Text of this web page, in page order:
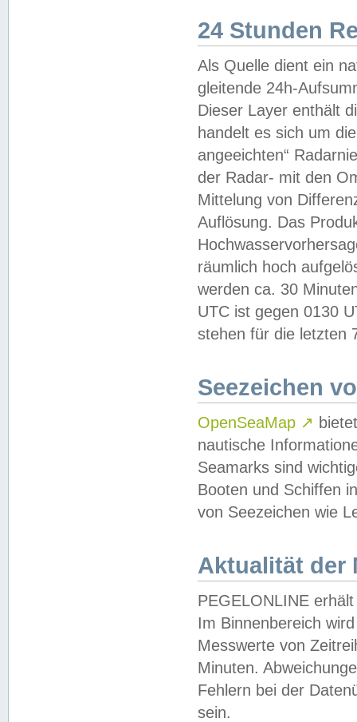
24 Stunden
Als Quelle dient ein
gleitende 24h-
Dieser Layer enthält
handelt es sich um
angeeichten“
der Radar- mit den
Mittelung von
Auflösung. Das
räumlich hoch
werden ca. 30
UTC ist gegen 0130
stehen für die letzten
Seezeichen
OpenSeaMap ↗
nautische
Seamarks sind
Booten und Schiffen
von Seezeichen wie
Aktualität der
PEGELONLINE
Im Binnenbereich
Messwerte von
Minuten.
Fehlern bei der
sein.